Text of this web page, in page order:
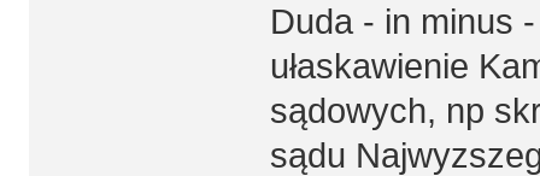
Duda - in minus
ułaskawienie
sądowych, np
sądu